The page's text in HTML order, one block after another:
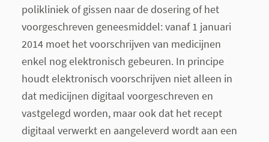
polikliniek of gissen naar de dosering of het
voorgeschreven geneesmiddel: vanaf 1 januari
2014 moet het voorschrijven van medicijnen
enkel nog elektronisch gebeuren. In principe
houdt elektronisch voorschrijven niet alleen in
dat medicijnen digitaal voorgeschreven en
vastgelegd worden, maar ook dat het recept
digitaal verwerkt en aangeleverd wordt aan een